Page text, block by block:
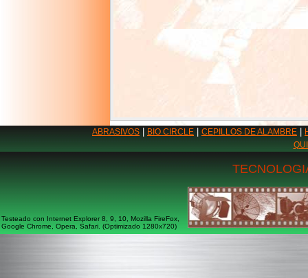
ABRASIVOS BIO CIRCLE CEPILLOS DE ALAMBRE
Testeado con Internet Explorer 8, 9, 10, Mozilla FireFox,
Google Chrome, Opera, Safari. (Optimizado 1280x720)